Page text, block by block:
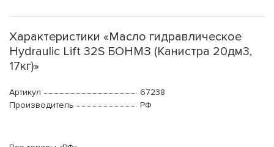
Характеристики «Масло гидравлическое
Hydraulic Lift 32S БОНМЗ (Канистра 20дм3,
17кг)»
Артикул
67238
Производитель
РФ